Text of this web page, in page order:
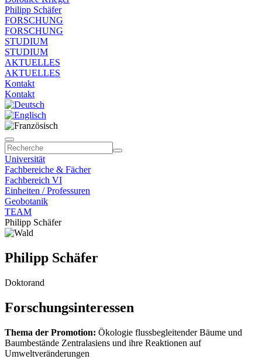
Philipp Schäfer
FORSCHUNG
FORSCHUNG
STUDIUM
STUDIUM
AKTUELLES
AKTUELLES
Kontakt
Kontakt
Universität
Fachbereiche & Fächer
Fachbereich VI
Einheiten / Professuren
Geobotanik
TEAM
Philipp Schäfer
Philipp Schäfer
Doktorand
Forschungsinteressen
Thema der Promotion: Ökologie flussbegleitender Bäume und
Baumbestände Zentralasiens und ihre Reaktionen auf
Umweltveränderungen